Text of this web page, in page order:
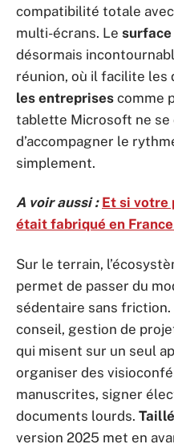
compatibilité totale
multi-écrans. Le surface
désormais
réunion, où il facilite les
les entreprises comme
tablette Microsoft ne se
d’accompagner le
simplement.
A voir aussi : Et si votre
était fabriqué en
Sur le terrain,
permet de passer du
sédentaire sans
conseil, gestion de
qui misent sur un seul
organiser des
manuscrites, signer
documents lourds.
version 2025 met en